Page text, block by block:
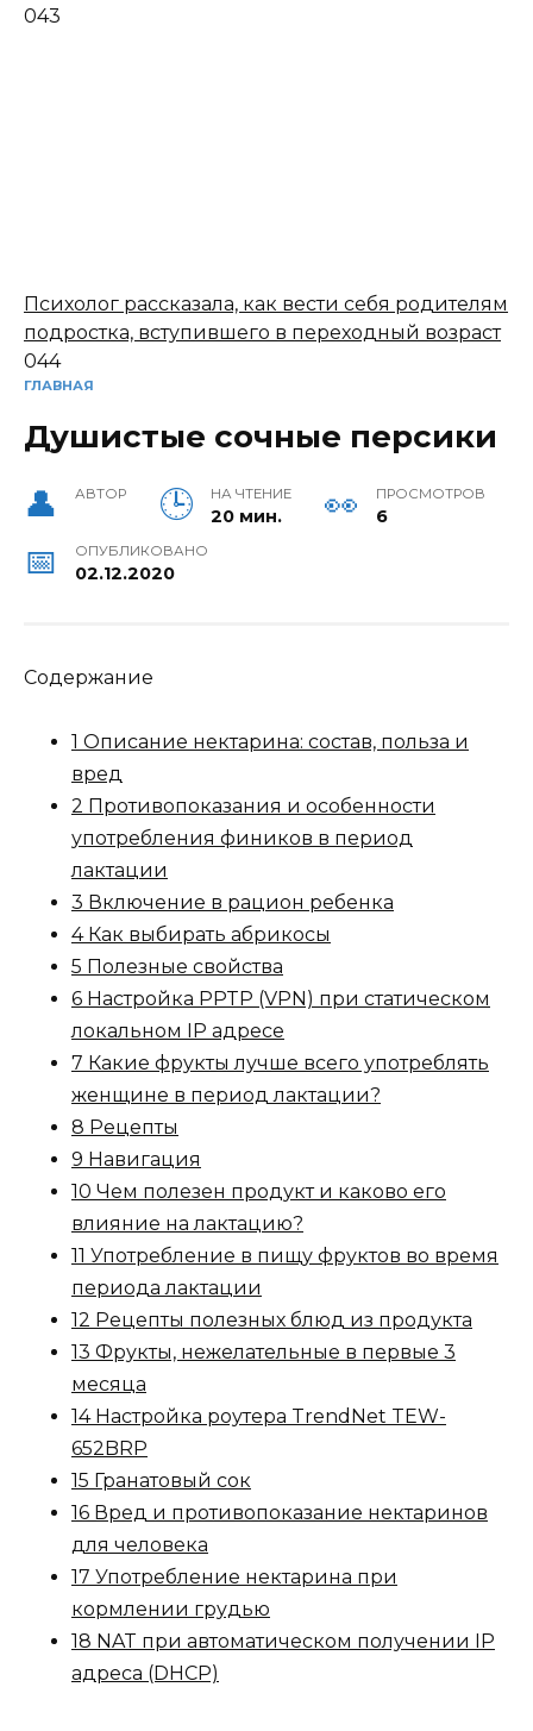
ГЛАВНАЯ
Душистые сочные персики
АВТОР НА ЧТЕНИЕ
20 мин.
ПРОСМОТРОВ
6
ОПУБЛИКОВАНО
02.12.2020
Содержание
1 Описание нектарина: состав, польза и
вред
2 Противопоказания и особенности
употребления фиников в период
лактации
3 Включение в рацион ребенка
4 Как выбирать абрикосы
5 Полезные свойства
6 Настройка PPTP (VPN) при статическом
локальном IP адресе
7 Какие фрукты лучше всего употреблять
женщине в период лактации?
8 Рецепты
9 Навигация
10 Чем полезен продукт и каково его
влияние на лактацию?
11 Употребление в пищу фруктов во время
периода лактации
12 Рецепты полезных блюд из продукта
13 Фрукты, нежелательные в первые 3
месяца
14 Настройка роутера TrendNet TEW-
652BRP
15 Гранатовый сок
16 Вред и противопоказание нектаринов
для человека
17 Употребление нектарина при
кормлении грудью
18 NAT при автоматическом получении IP
адреса (DHCP)
043
Психолог рассказала, как вести себя родителям
подростка, вступившего в переходный возраст
044